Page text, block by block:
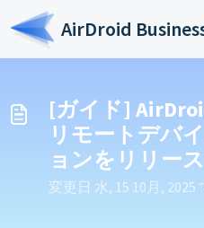
メインコンテンツに移動
AirDroid
[ガイド]
リモートデバ
ョンをリリー
変更日 水, 15 10月, 2025